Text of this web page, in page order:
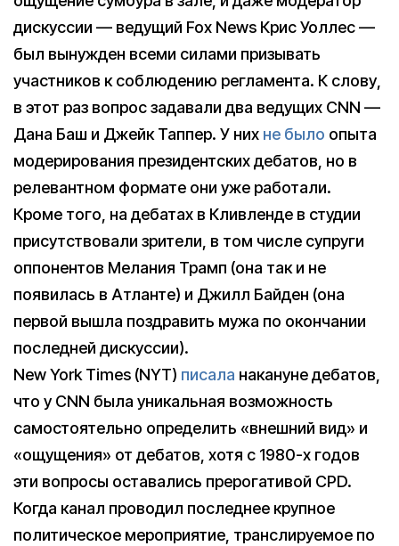
дискуссии — ведущий Fox News Крис Уоллес —
был вынужден всеми силами призывать
участников к соблюдению регламента. К слову,
в этот раз вопрос задавали два ведущих CNN —
Дана Баш и Джейк Таппер. У них не было опыта
модерирования президентских дебатов, но в
релевантном формате они уже работали.
Кроме того, на дебатах в Кливленде в студии
присутствовали зрители, в том числе супруги
оппонентов Мелания Трамп (она так и не
появилась в Атланте) и Джилл Байден (она
первой вышла поздравить мужа по окончании
последней дискуссии).
New York Times (NYT) писала накануне дебатов,
что у CNN была уникальная возможность
самостоятельно определить «внешний вид» и
«ощущения» от дебатов, хотя с 1980-х годов
эти вопросы оставались прерогативой CPD.
Когда канал проводил последнее крупное
политическое мероприятие, транслируемое по